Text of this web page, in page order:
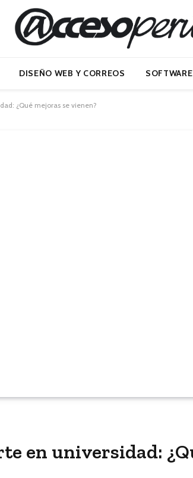
DISEÑO WEB Y CORREOS
¿Qué mejoras se vienen?
en universidad: